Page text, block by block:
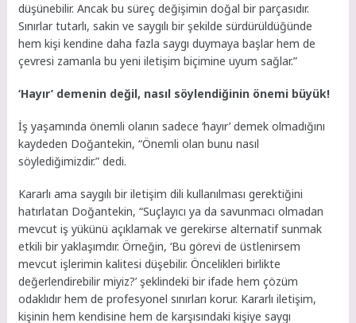
düşünebilir. Ancak bu süreç değişimin doğal bir parçasıdır.
Sınırlar tutarlı, sakin ve saygılı bir şekilde sürdürüldüğünde
hem kişi kendine daha fazla saygı duymaya başlar hem de
çevresi zamanla bu yeni iletişim biçimine uyum sağlar.”
‘Hayır’ demenin değil, nasıl söylendiğinin önemi büyük!
İş yaşamında önemli olanın sadece ‘hayır’ demek olmadığını
kaydeden Doğantekin, “Önemli olan bunu nasıl
söylediğimizdir.” dedi.
Kararlı ama saygılı bir iletişim dili kullanılması gerektiğini
hatırlatan Doğantekin, “Suçlayıcı ya da savunmacı olmadan
mevcut iş yükünü açıklamak ve gerekirse alternatif sunmak
etkili bir yaklaşımdır. Örneğin, ‘Bu görevi de üstlenirsem
mevcut işlerimin kalitesi düşebilir. Öncelikleri birlikte
değerlendirebilir miyiz?’ şeklindeki bir ifade hem çözüm
odaklıdır hem de profesyonel sınırları korur. Kararlı iletişim,
kişinin hem kendisine hem de karşısındaki kişiye saygı